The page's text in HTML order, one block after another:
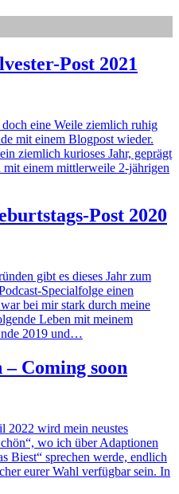
Post 2021
eine Weile ziemlich ruhig
mit einem Blogpost wieder.
ziemlich kurioses Jahr, geprägt
mit einem mittlerweile 2-jährigen
Post 2020
gibt es dieses Jahr zum
Specialfolge einen
bei mir stark durch meine
Leben mit meinem
2019 und…
Coming soon
2022 wird mein neustes
wo ich über Adaptionen
Biest“ sprechen werde, endlich
eurer Wahl verfügbar sein. In